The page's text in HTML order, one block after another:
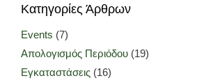
Κατηγορίες Άρθρων
Events (7)
Απολογισμός Περιόδου (19)
Εγκαταστάσεις (16)